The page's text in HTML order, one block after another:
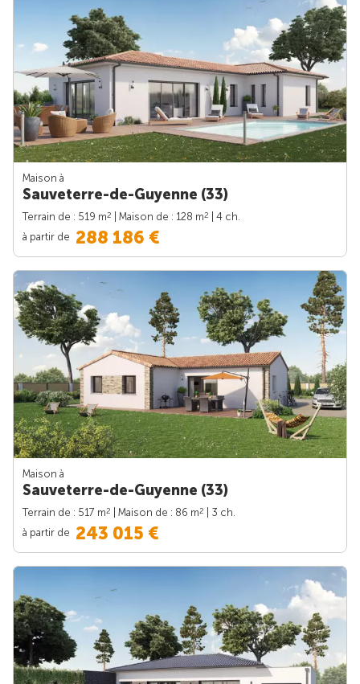
Maison à
Sauveterre-de-Guyenne (33)
Terrain de : 519 m2 | Maison de : 128 m2
| 4 ch.
à partir de 288 186 €
Maison à
Sauveterre-de-Guyenne (33)
Terrain de : 517 m2 | Maison de : 86 m2
| 3 ch.
à partir de 243 015 €